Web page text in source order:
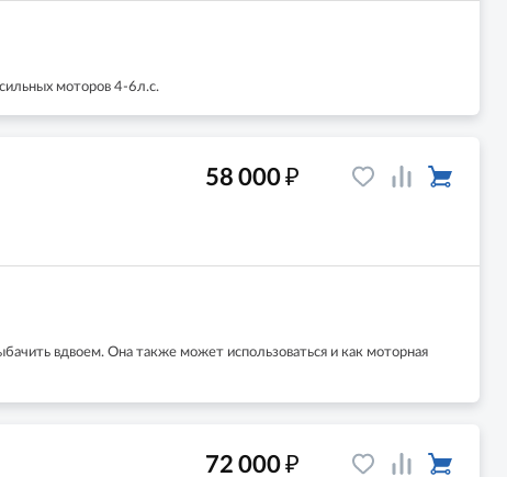
моторов 4-6л.с.
вдвоем. Она также может использоваться и как моторная
58 000₽
72 000₽